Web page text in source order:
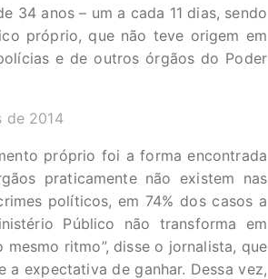
34 anos – um a cada 11 dias, sendo
próprio, que não teve origem em
e de outros órgãos do Poder
de 2014
próprio foi a forma encontrada
praticamente não existem nas
políticos, em 74% dos casos a
Público não transforma em
ritmo”, disse o jornalista, que
expectativa de ganhar. Dessa vez,